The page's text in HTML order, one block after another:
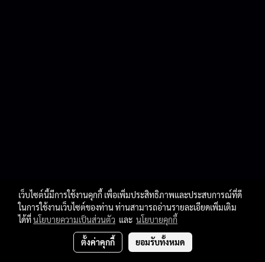
เว็บไซต์นี้มีการใช้งานคุกกี้ เพื่อเพิ่มประสิทธิภาพและประสบการณ์ที่ดี
ในการใช้งานเว็บไซต์ของท่าน ท่านสามารถอ่านรายละเอียดเพิ่มเติม
ได้ที่นโยบายความเป็นส่วนตัว และ นโยบายคุกกี้
ตั้งค่าคุกกี้ ยอมรับทั้งหมด